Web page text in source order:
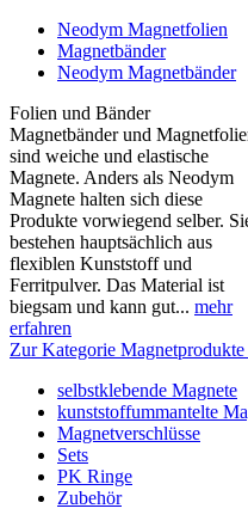
Neodym Magnetfolien
Magnetbänder
Neodym Magnetbänder
Folien und Bänder
Magnetbänder und
sind weiche und elastische
Magnete. Anders als Neodym
Magnete halten sich diese
Produkte vorwiegend selber.
bestehen hauptsächlich aus
flexiblen Kunststoff und
Ferritpulver. Das Material ist
biegsam und kann gut... mehr
erfahren
Zur Kategorie
selbstklebende Magnete
kunststoffummantelte
Magnetverschlüsse
Sets
PK Ringe
Zubehör